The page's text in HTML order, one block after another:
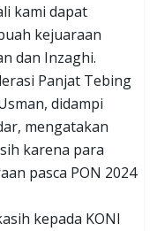
kami dapat
kejuaraan
dan Inzaghi.
Panjat Tebing
didampi
mengatakan
karena para
pasca PON 2024
kepada KONI